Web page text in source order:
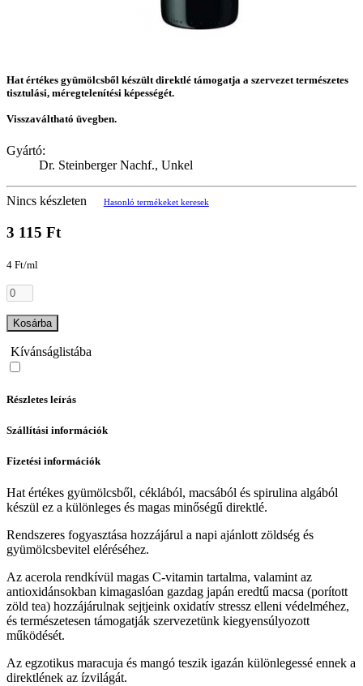
Hat értékes gyümölcsből készült direktlé támogatja a szervezet természetes
tisztulási, méregtelenítési képességét.
Visszaváltható üvegben.
Gyártó:
Dr. Steinberger Nachf., Unkel
Nincs készleten Hasonló termékeket keresek
3 115 Ft
4 Ft/ml
Kosárba
Kívánságlistába
Részletes leírás
Szállítási információk
Fizetési információk
Hat értékes gyümölcsből, céklából, macsából és spirulina algából
készül ez a különleges és magas minőségű direktlé.
Rendszeres fogyasztása hozzájárul a napi ajánlott zöldség és
gyümölcsbevitel eléréséhez.
Az acerola rendkívül magas C-vitamin tartalma, valamint az
antioxidánsokban kimagaslóan gazdag japán eredtű macsa (porított
zöld tea) hozzájárulnak sejtjeink oxidatív stressz elleni védelméhez,
és természetesen támogatják szervezetünk kiegyensúlyozott
működését.
Az egzotikus maracuja és mangó teszik igazán különlegessé ennek a
direktlének az ízvilágát.